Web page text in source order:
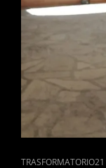
CAT
TRASFORMATORIO21